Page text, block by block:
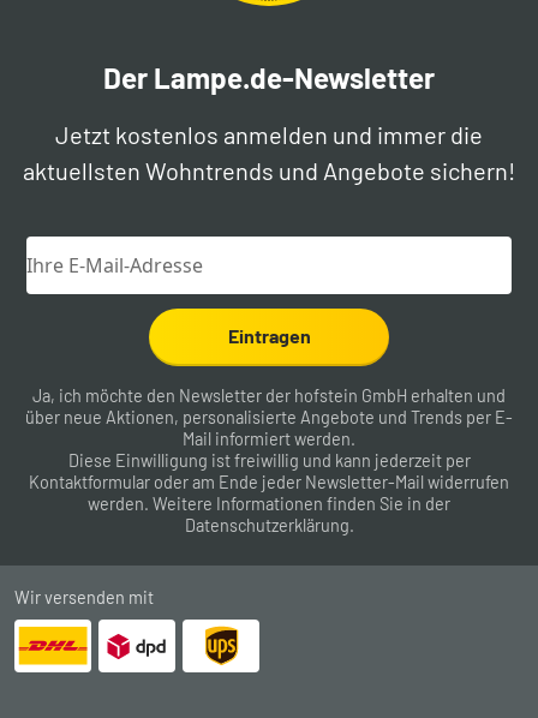
Der Lampe.de-Newsletter
Jetzt kostenlos anmelden und immer die
aktuellsten Wohntrends und Angebote sichern!
Eintragen
Ja, ich möchte den Newsletter der hofstein GmbH erhalten und
über neue Aktionen, personalisierte Angebote und Trends per E-
Mail informiert werden.
Diese Einwilligung ist freiwillig und kann jederzeit per
Kontaktformular oder am Ende jeder Newsletter-Mail widerrufen
werden. Weitere Informationen finden Sie in der
Datenschutzerklärung.
Wir versenden mit